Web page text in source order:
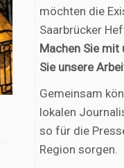
möchten die
Saarbrücker
Machen Sie
Sie unsere
Gemeinsam
lokalen
so für die
Region sorgen.